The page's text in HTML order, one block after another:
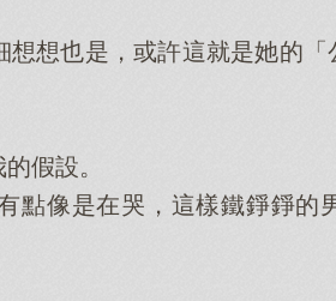
也是，或許這就是她的「
假設。
像是在哭，這樣鐵錚錚的